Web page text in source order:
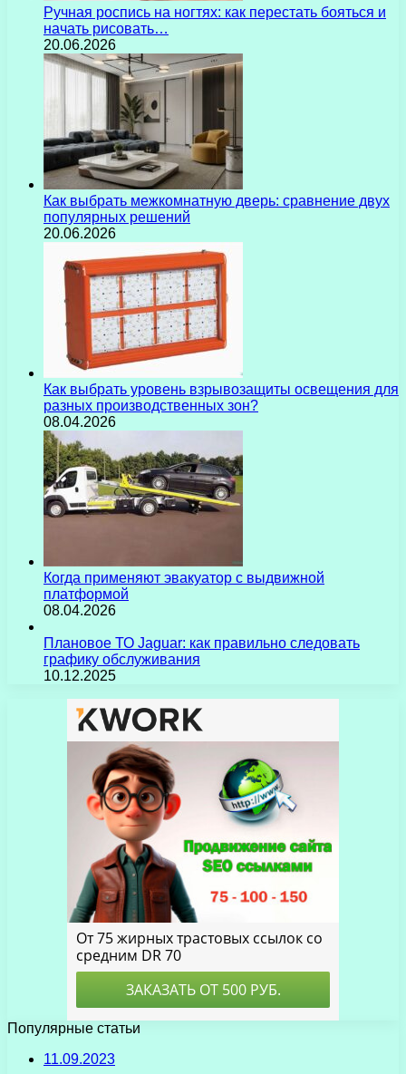
Ручная роспись на ногтях: как перестать бояться и
начать рисовать…
20.06.2026
Как выбрать межкомнатную дверь: сравнение двух
популярных решений
20.06.2026
Как выбрать уровень взрывозащиты освещения для
разных производственных зон?
08.04.2026
Когда применяют эвакуатор с выдвижной
платформой
08.04.2026
Плановое ТО Jaguar: как правильно следовать
графику обслуживания
10.12.2025
Популярные статьи
11.09.2023